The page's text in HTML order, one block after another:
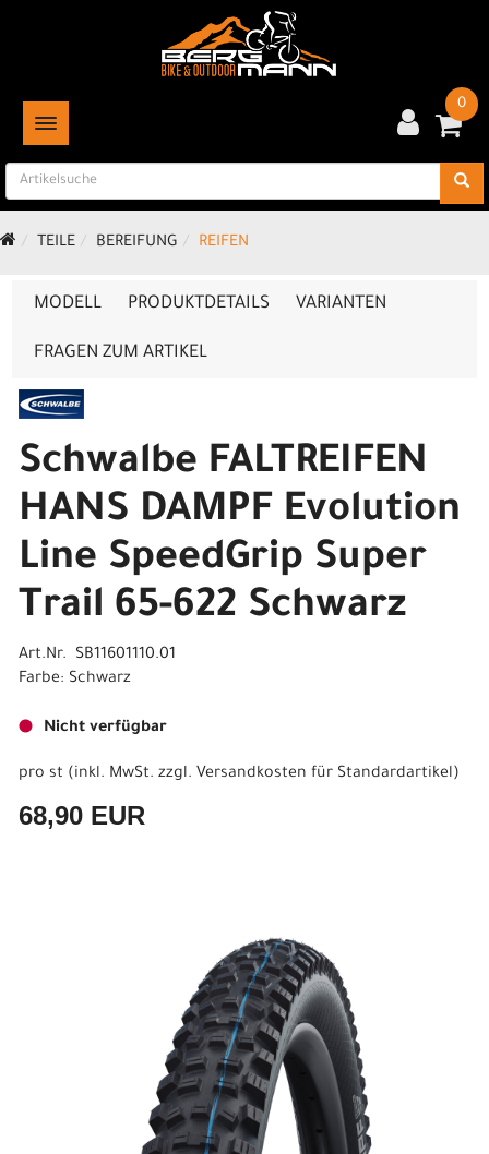
TOGGLE NAVIGATION
0
TEILE BEREIFUNG REIFEN
MODELL PRODUKTDETAILS VARIANTEN
FRAGEN ZUM ARTIKEL
Schwalbe FALTREIFEN
HANS DAMPF Evolution
Line SpeedGrip Super
Trail 65-622 Schwarz
Art.Nr. SB11601110.01
Farbe: Schwarz
Nicht verfügbar
pro st (inkl. MwSt. zzgl. Versandkosten für Standardartikel)
68,90 EUR